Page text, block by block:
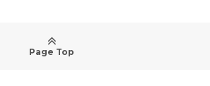
Page Top